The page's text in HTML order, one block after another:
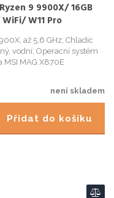
9 9900X/ 16GB
W11 Pro
až 5,6 GHz; Chladic
vodní; Operacní systém
MSI MAG X870E
není skladem
Přidat do košíku